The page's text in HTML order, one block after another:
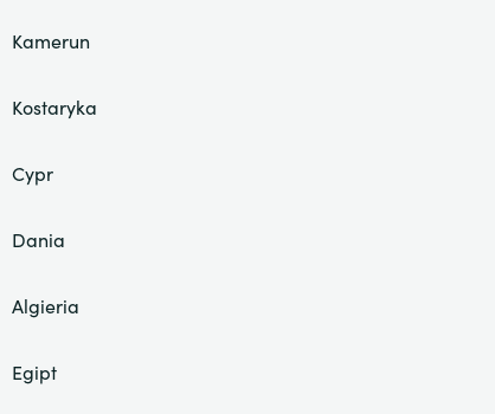
Kamerun
Kostaryka
Cypr
Dania
Algieria
Egipt